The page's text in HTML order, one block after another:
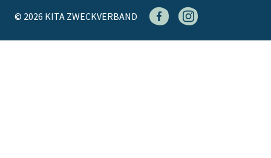
© 2026 KITA ZWECKVERBAND